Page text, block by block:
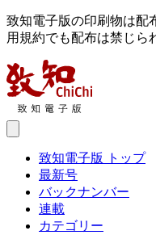
致知電子版の印刷物は配
用規約でも配布は禁じら
致知電子版 トップ
最新号
バックナンバー
連載
カテゴリー